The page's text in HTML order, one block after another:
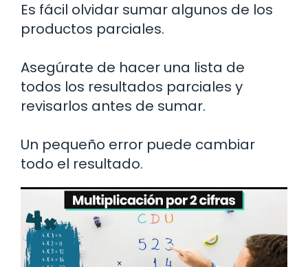
Es fácil olvidar sumar algunos de los
productos parciales.
Asegúrate de hacer una lista de
todos los resultados parciales y
revisarlos antes de sumar.
Un pequeño error puede cambiar
todo el resultado.